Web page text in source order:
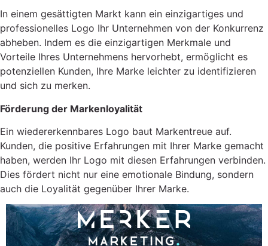
In einem gesättigten Markt kann ein einzigartiges und
professionelles Logo Ihr Unternehmen von der Konkurrenz
abheben. Indem es die einzigartigen Merkmale und
Vorteile Ihres Unternehmens hervorhebt, ermöglicht es
potenziellen Kunden, Ihre Marke leichter zu identifizieren
und sich zu merken.
Förderung der Markenloyalität
Ein wiedererkennbares Logo baut Markentreue auf.
Kunden, die positive Erfahrungen mit Ihrer Marke gemacht
haben, werden Ihr Logo mit diesen Erfahrungen verbinden.
Dies fördert nicht nur eine emotionale Bindung, sondern
auch die Loyalität gegenüber Ihrer Marke.